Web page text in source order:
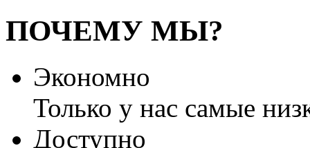
ПОЧЕМУ МЫ?
Экономно
Только у нас самые
Доступно